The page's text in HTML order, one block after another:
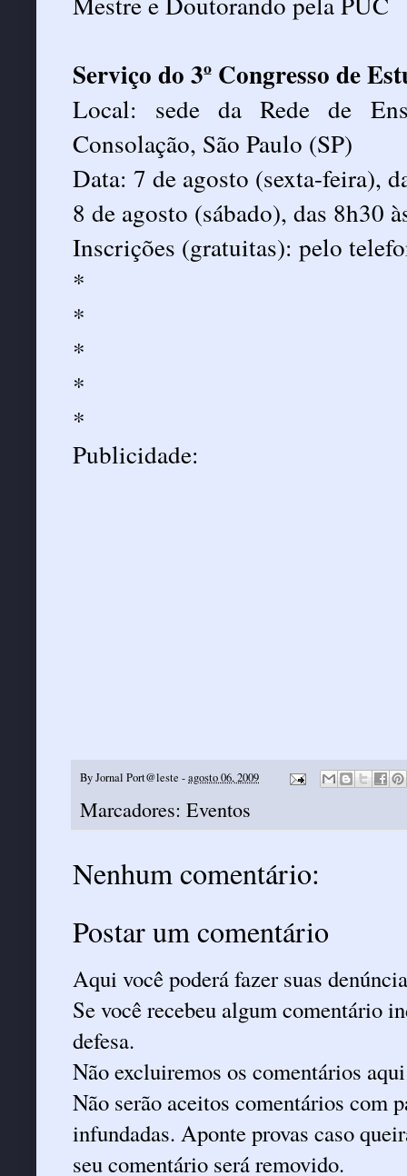
Serviço do 3º Congresso de
Local: sede da Rede de
Consolação, São Paulo (SP)
Data: 7 de agosto (sexta-feira),
8 de agosto (sábado), das 8h30
Inscrições (gratuitas): pelo
*
*
*
*
*
Publicidade:
ByJornal Port@leste -agosto 06, 2009
Marcadores: Eventos
Nenhum comentário:
Postar um comentário
Aqui você poderá fazer suas
Se você recebeu algum comentário
defesa.
Não excluiremos os comentários
Não serão aceitos comentários com
infundadas. Aponte provas caso
seu comentário será removido.